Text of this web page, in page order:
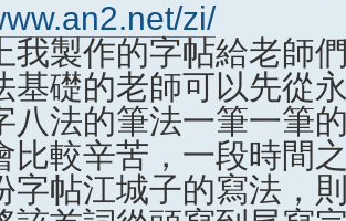
zi/
我製作的字帖給老師
基礎的老師可以先從
八法的筆法一筆一筆
比較辛苦，一段時間
字帖江城子的寫法，